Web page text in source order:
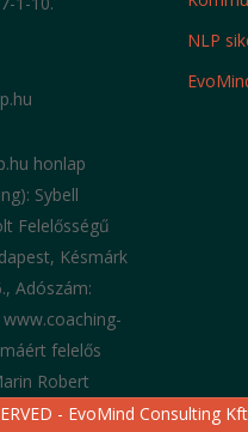
honlap
Sybell
Felelősségű
Késmárk
Adószám:
felelős
Robert
NLP
- EvoMind Consulting